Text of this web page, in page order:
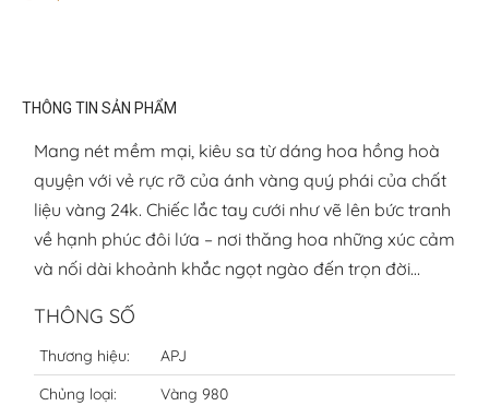
THÔNG TIN SẢN PHẨM
Mang nét mềm mại, kiêu sa từ dáng hoa hồng hoà
quyện với vẻ rực rỡ của ánh vàng quý phái của chất
liệu vàng 24k. Chiếc lắc tay cưới như vẽ lên bức tranh
về hạnh phúc đôi lứa – nơi thăng hoa những xúc cảm
và nối dài khoảnh khắc ngọt ngào đến trọn đời…
THÔNG SỐ
Thương hiệu:
APJ
Chủng loại:
Vàng 980